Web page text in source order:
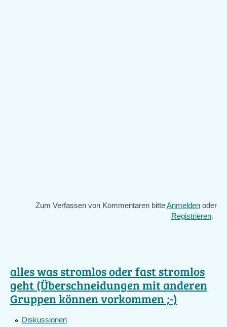
Zum Verfassen von Kommentaren bitteAnmelden oder
Registrieren.
alles was stromlos oder fast stromlos
geht (Überschneidungen mit anderen
Gruppen können vorkommen ;-)
Diskussionen